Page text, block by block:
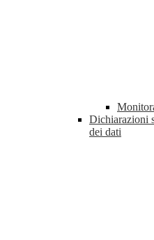
Dichiarazioni
dei dati